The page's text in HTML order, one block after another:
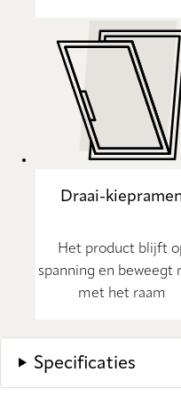
Draai-
Het product blijft
spanning en beweegt
met het raam
Specificaties